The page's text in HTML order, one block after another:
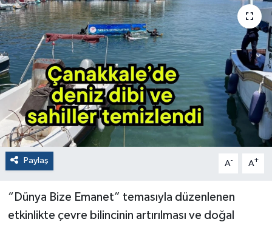
Paylaş A- A+
“Dünya Bize Emanet” temasıyla düzenlenen
etkinlikte çevre bilincinin artırılması ve doğal